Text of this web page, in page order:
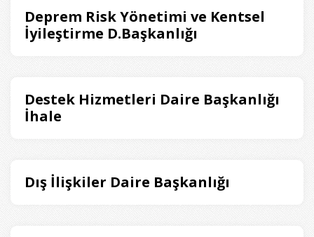
Deprem Risk Yönetimi ve Kentsel
İyileştirme D.Başkanlığı
Destek Hizmetleri Daire Başkanlığı
İhale
Dış İlişkiler Daire Başkanlığı